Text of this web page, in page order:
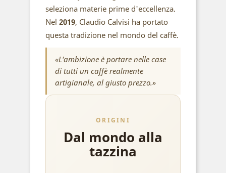
seleziona materie prime d'eccellenza.
Nel 2019, Claudio Calvisi ha portato
questa tradizione nel mondo del caffè.
«L'ambizione è portare nelle case
di tutti un caffè realmente
artigianale, al giusto prezzo.»
ORIGINI
Dal mondo alla
tazzina